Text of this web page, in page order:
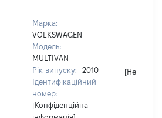
Марка:
VOLKSWAGEN
Модель:
MULTIVAN
Рік випуску:
2010
Ідентифікаційний
номер:
[Конфіденційна
[Не